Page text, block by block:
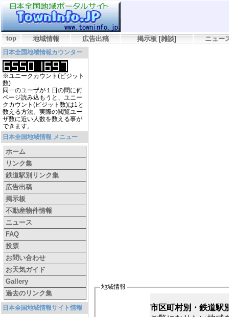
top 地域情報 広告出稿 掲示板 [雑談] ニュー
日本全国地域情報カウンター
※ユニークカウント(ビジット
数)
同一のユーザが１日の間に何
ページ読み込もうと、ユニー
クカウント(ビジット数)は1と
数える方法。実際の閲覧ユー
ザ数に近い人数を数える事が
できます。
日本全国地域情報 メニュー
ホーム
リンク集
鉄道駅別リンク集
広告出稿
掲示板
不動産物件情報
ニュース
FAQ
投票
お問い合わせ
お天気ガイド
Gallery
過去のリンク集
日本全国地域情報サイト情報
地域情報
市区町村別・鉄道駅